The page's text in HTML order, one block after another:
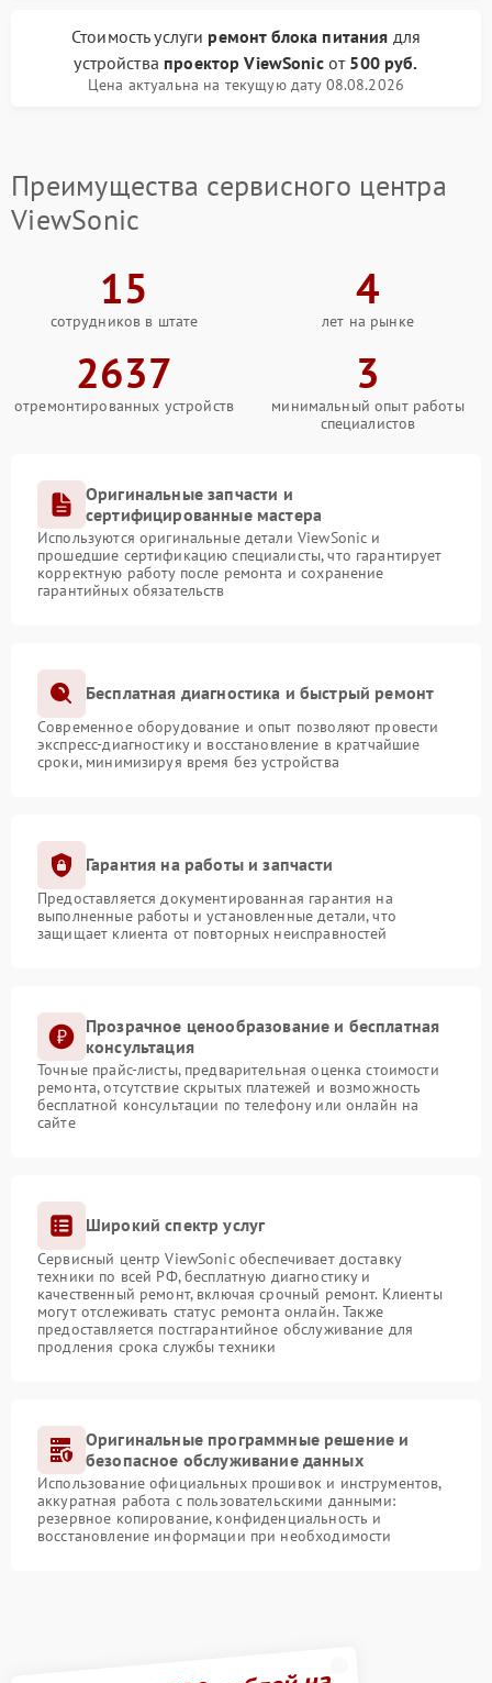
Стоимость услуги ремонт блока питания для
устройства проектор ViewSonicот 500 руб.
Цена актуальна на текущую дату 08.08.2026
Преимущества сервисного центра
ViewSonic
15
сотрудников в штате
4
лет на рынке
2637
отремонтированных устройств
3
минимальный опыт работы
специалистов
Оригинальные запчасти и
сертифицированные мастера
Используются оригинальные детали ViewSonic и
прошедшие сертификацию специалисты, что гарантирует
корректную работу после ремонта и сохранение
гарантийных обязательств
Бесплатная диагностика и быстрый ремонт
Современное оборудование и опыт позволяют провести
экспресс-диагностику и восстановление в кратчайшие
сроки, минимизируя время без устройства
Гарантия на работы и запчасти
Предоставляется документированная гарантия на
выполненные работы и установленные детали, что
защищает клиента от повторных неисправностей
Прозрачное ценообразование и бесплатная
консультация
Точные прайс-листы, предварительная оценка стоимости
ремонта, отсутствие скрытых платежей и возможность
бесплатной консультации по телефону или онлайн на
сайте
Широкий спектр услуг
Сервисный центр ViewSonic обеспечивает доставку
техники по всей РФ, бесплатную диагностику и
качественный ремонт, включая срочный ремонт. Клиенты
могут отслеживать статус ремонта онлайн. Также
предоставляется постгарантийное обслуживание для
продления срока службы техники
Оригинальные программные решение и
безопасное обслуживание данных
Использование официальных прошивок и инструментов,
аккуратная работа с пользовательскими данными:
резервное копирование, конфиденциальность и
восстановление информации при необходимости